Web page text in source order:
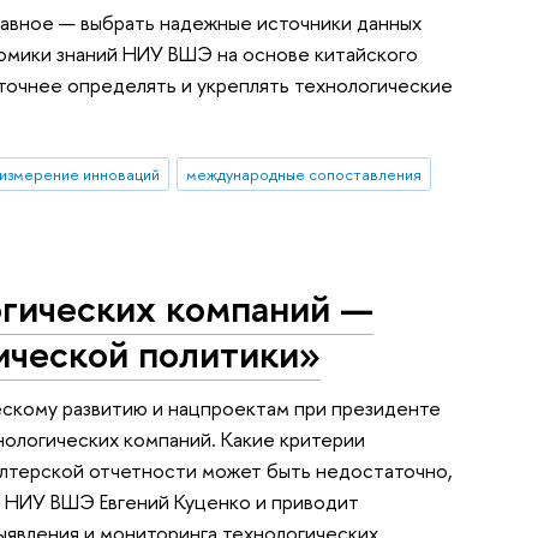
— выбрать надежные источники данных
знаний НИУ ВШЭ на основе китайского
определять и укреплять технологические
измерение инноваций международные сопоставления
компаний —
политики»
развитию и нацпроектам при президенте
компаний. Какие критерии
отчетности может быть недостаточно,
НИУ ВШЭ Евгений Куценко и приводит
и мониторинга технологических